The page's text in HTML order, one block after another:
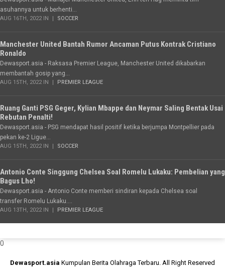
asuhannya untuk berhenti...
AUG 16TH, 2022 IN SOCCER
Manchester United Bantah Rumor Ancaman Putus Kontrak Cristiano
Ronaldo
Dewasport.asia - Raksasa Premier League, Manchester United dikabarkan
membantah gosip yang...
AUG 15TH, 2022 IN PREMIER LEAGUE
Ruang Ganti PSG Geger, Kylian Mbappe dan Neymar Saling Bentak Usai
Rebutan Penalti!
Dewasport.asia - PSG mendapat hasil positif ketika berjumpa Montpellier pada
pekan ke-2 Ligue...
AUG 15TH, 2022 IN SOCCER
Antonio Conte Singgung Chelsea Soal Romelu Lukaku: Pembelian yang
Bagus Lho!
Dewasport.asia - Antonio Conte memberi sindiran kepada Chelsea soal
transfer Romelu Lukaku....
AUG 13TH, 2022 IN PREMIER LEAGUE
0
Dewasport.asia Kumpulan Berita Olahraga Terbaru. All Right Reserved